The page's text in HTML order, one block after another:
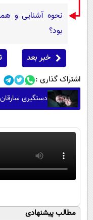
نحوه آشنایی و
بود؟
خبر بعد
اشتراک گذاری :
دستگیری
مطالب پیشنهادی